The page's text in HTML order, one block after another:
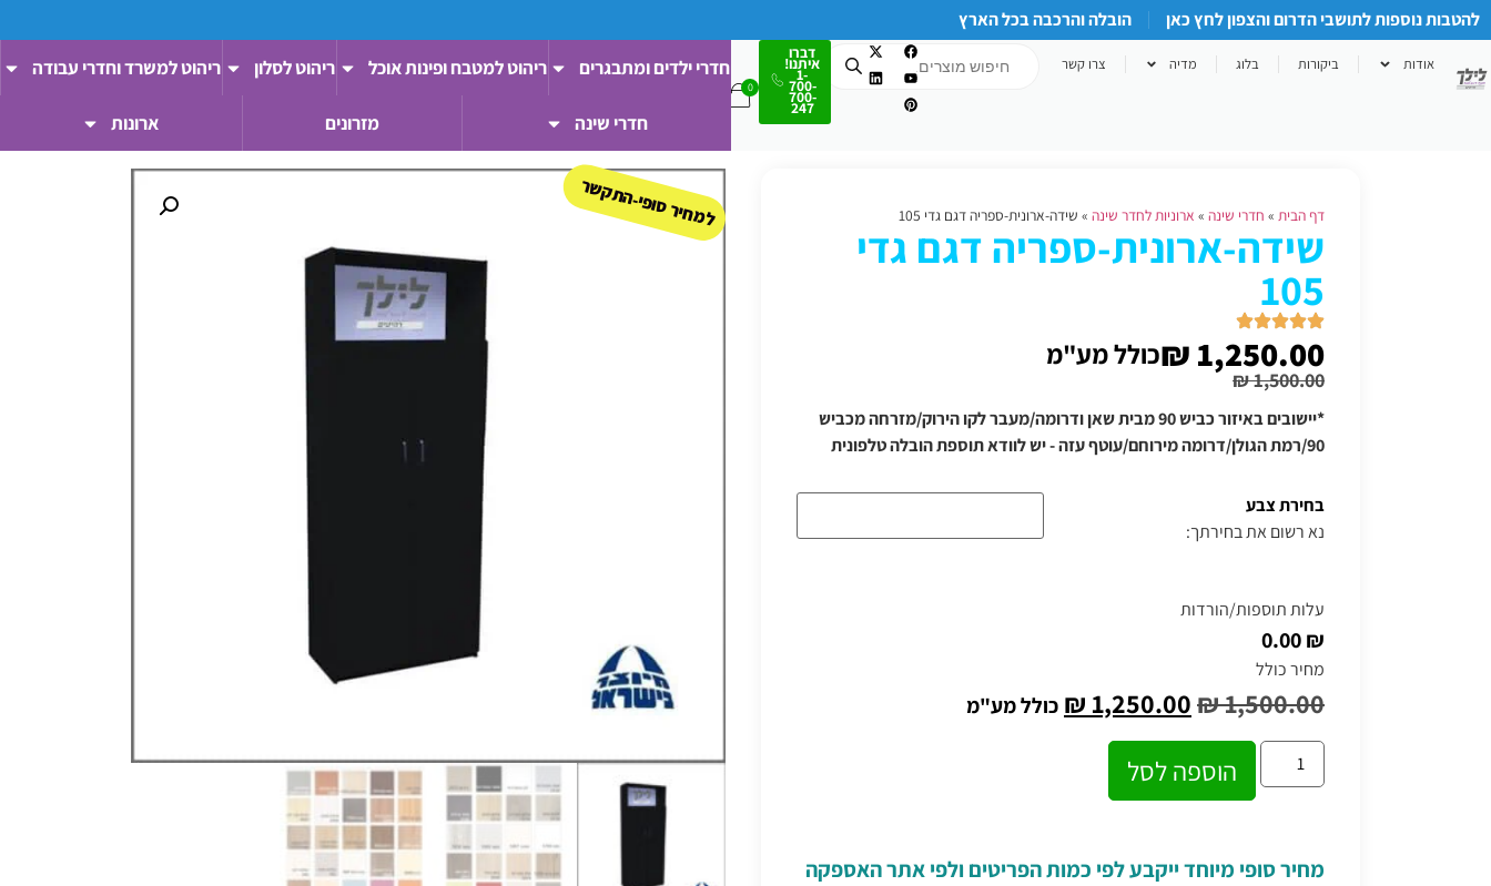
להטבות נוספות לתושבי הדרום והצפון לחץ כאן הובלה והרכבה בכל הארץ
אודות ביקורות בלוג מדיה צרו קשר
דברו
איתנו!
1-
700-
700-
247
חדרי ילדים ומתבגרים ריהוט למטבח ופינות אוכל ריהוט לסלון ריהוט למשרד וחדרי עבודה
חדרי שינה מזרונים ארונות
דף הבית » חדרי שינה » ארוניות לחדר שינה » שידה-ארונית-ספריה דגם גדי 105
שידה-ארונית-ספריה דגם גדי
105
₪1,500.00
₪ 1,250.00 כולל מע"מ
*יישובים באיזור כביש 90 מבית שאן ודרומה/מעבר לקו הירוק/מזרחה מכביש
90/רמת הגולן/דרומה מירוחם/עוטף עזה - יש לוודא תוספת הובלה טלפונית
בחירת צבע
נא רשום את בחירתך:
עלות תוספות/הורדות
₪ 0.00
מחיר כולל
₪1,500.00
₪ 1,250.00 כולל מע"מ
הוספה לסל
מחיר סופי מיוחד ייקבע לפי כמות הפריטים ולפי אתר האספקה
למחיר סופי-התקשר